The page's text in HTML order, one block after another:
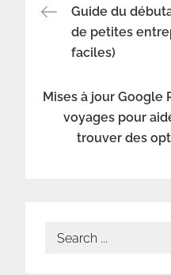
de
l’article
Guide du
de petites
faciles)
Mises à jour Google
voyages pour
trouver des
Search